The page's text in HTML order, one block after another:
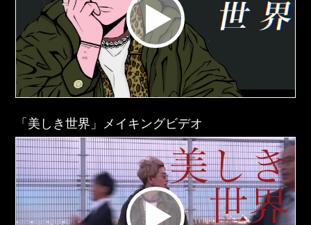
「美しき世界」メイキングビデオ